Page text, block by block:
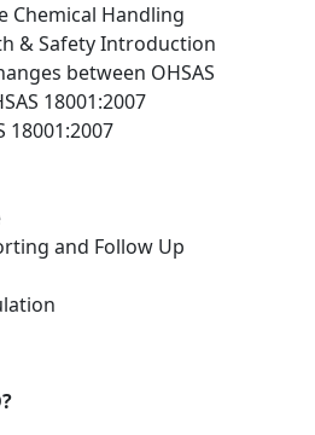
Chemical Handling
& Safety Introduction
between OHSAS
18001:2007
18001:2007
and Follow Up